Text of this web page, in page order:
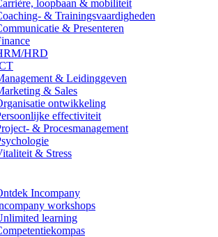
loopbaan & mobiliteit
& Trainingsvaardigheden
& Presenteren
HRD
& Leidinggeven
& Sales
ontwikkeling
effectiviteit
& Procesmanagement
& Stress
Incompany
workshops
learning